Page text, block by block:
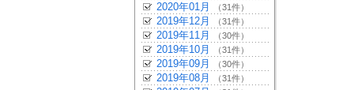
2020年01月 （31件）
2019年12月 （31件）
2019年11月 （30件）
2019年10月 （31件）
2019年09月 （30件）
2019年08月 （31件）